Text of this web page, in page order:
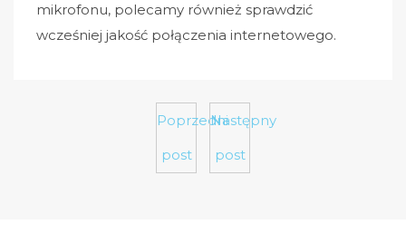
mikrofonu, polecamy również sprawdzić
wcześniej jakość połączenia internetowego.
Poprzedni
post
Następny
post